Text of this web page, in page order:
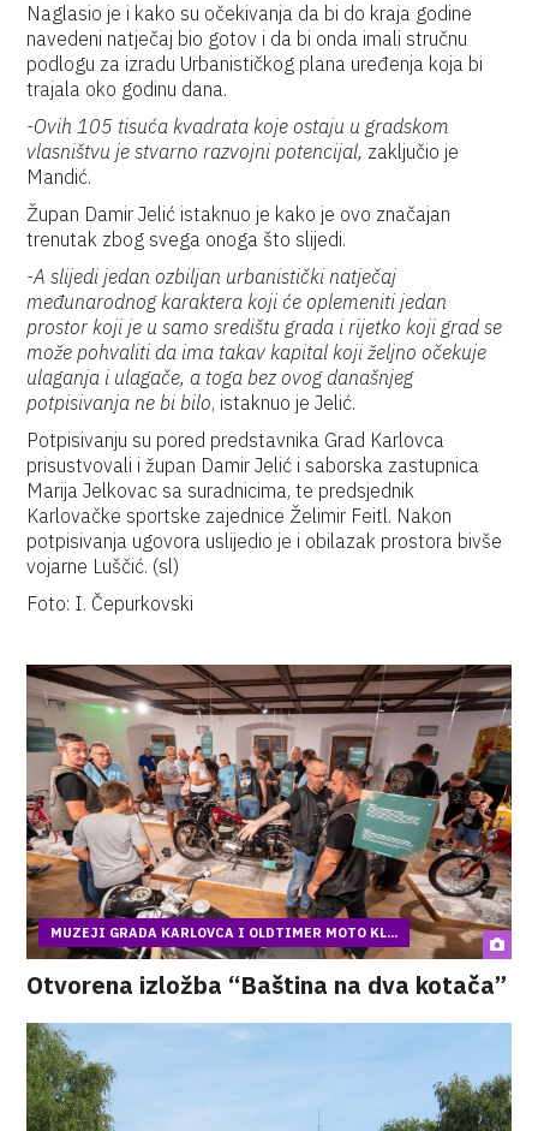
Naglasio je i kako su očekivanja da bi do kraja godine
navedeni natječaj bio gotov i da bi onda imali stručnu
podlogu za izradu Urbanističkog plana uređenja koja bi
trajala oko godinu dana.
-Ovih 105 tisuća kvadrata koje ostaju u gradskom
vlasništvu je stvarno razvojni potencijal, zaključio je
Mandić.
Župan Damir Jelić istaknuo je kako je ovo značajan
trenutak zbog svega onoga što slijedi.
-A slijedi jedan ozbiljan urbanistički natječaj
međunarodnog karaktera koji će oplemeniti jedan
prostor koji je u samo središtu grada i rijetko koji grad se
može pohvaliti da ima takav kapital koji željno očekuje
ulaganja i ulagače, a toga bez ovog današnjeg
potpisivanja ne bi bilo, istaknuo je Jelić.
Potpisivanju su pored predstavnika Grad Karlovca
prisustvovali i župan Damir Jelić i saborska zastupnica
Marija Jelkovac sa suradnicima, te predsjednik
Karlovačke sportske zajednice Želimir Feitl. Nakon
potpisivanja ugovora uslijedio je i obilazak prostora bivše
vojarne Luščić. (sl)
Foto: I. Čepurkovski
MUZEJI GRADA KARLOVCA I OLDTIMER MOTO KL...
Otvorena izložba “Baština na dva kotača”